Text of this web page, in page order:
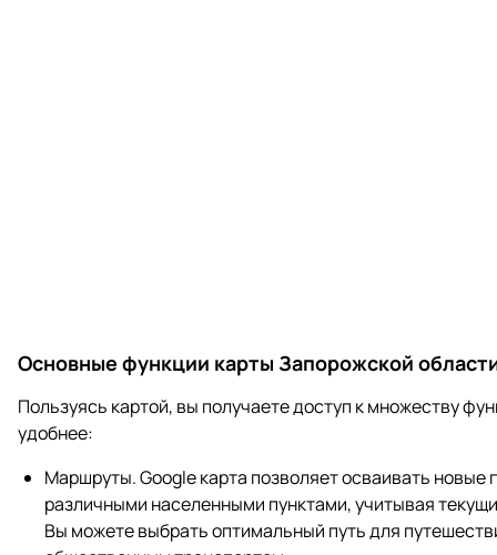
Основные функции карты Запорожской
Пользуясь картой, вы получаете доступ к множеству
удобнее:
Маршруты. Google карта позволяет осваивать
различными населенными пунктами, учитывая
Вы можете выбрать оптимальный путь для